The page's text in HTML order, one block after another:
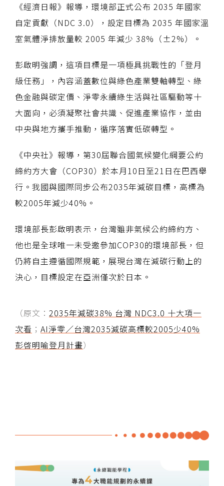
《經濟日報》報導，環境部正式公布 2035 年國家
自定貢獻（NDC 3.0），設定目標為 2035 年國家溫
室氣體淨排放量較 2005 年減少 38%（±2%）。
彭啟明強調，這項目標是一項極具挑戰性的「登月
級任務」，內容涵蓋數位與綠色產業雙軸轉型、綠
色金融與碳定價、淨零永續綠生活與社區驅動等十
大面向，必須凝聚社會共識、促進產業協作，並由
中央與地方攜手推動，循序落實低碳轉型。
《中央社》報導，第30屆聯合國氣候變化綱要公約
締約方大會（COP30）於本月10日至21日在巴西舉
行。我國與國際同步公布2035年減碳目標，高標為
較2005年減少40%。
環境部長彭啟明表示，台灣雖非氣候公約締約方、
他也是全球唯一未受邀參加COP30的環境部長，但
仍將自主遵循國際規範，展現台灣在減碳行動上的
決心，目標設定在亞洲僅次於日本。
（原文： 2035年減碳38% 台灣 NDC3.0 十大項一
次看 ； AI淨零／台灣2035減碳高標較2005少40%
彭啓明喻登月計畫）